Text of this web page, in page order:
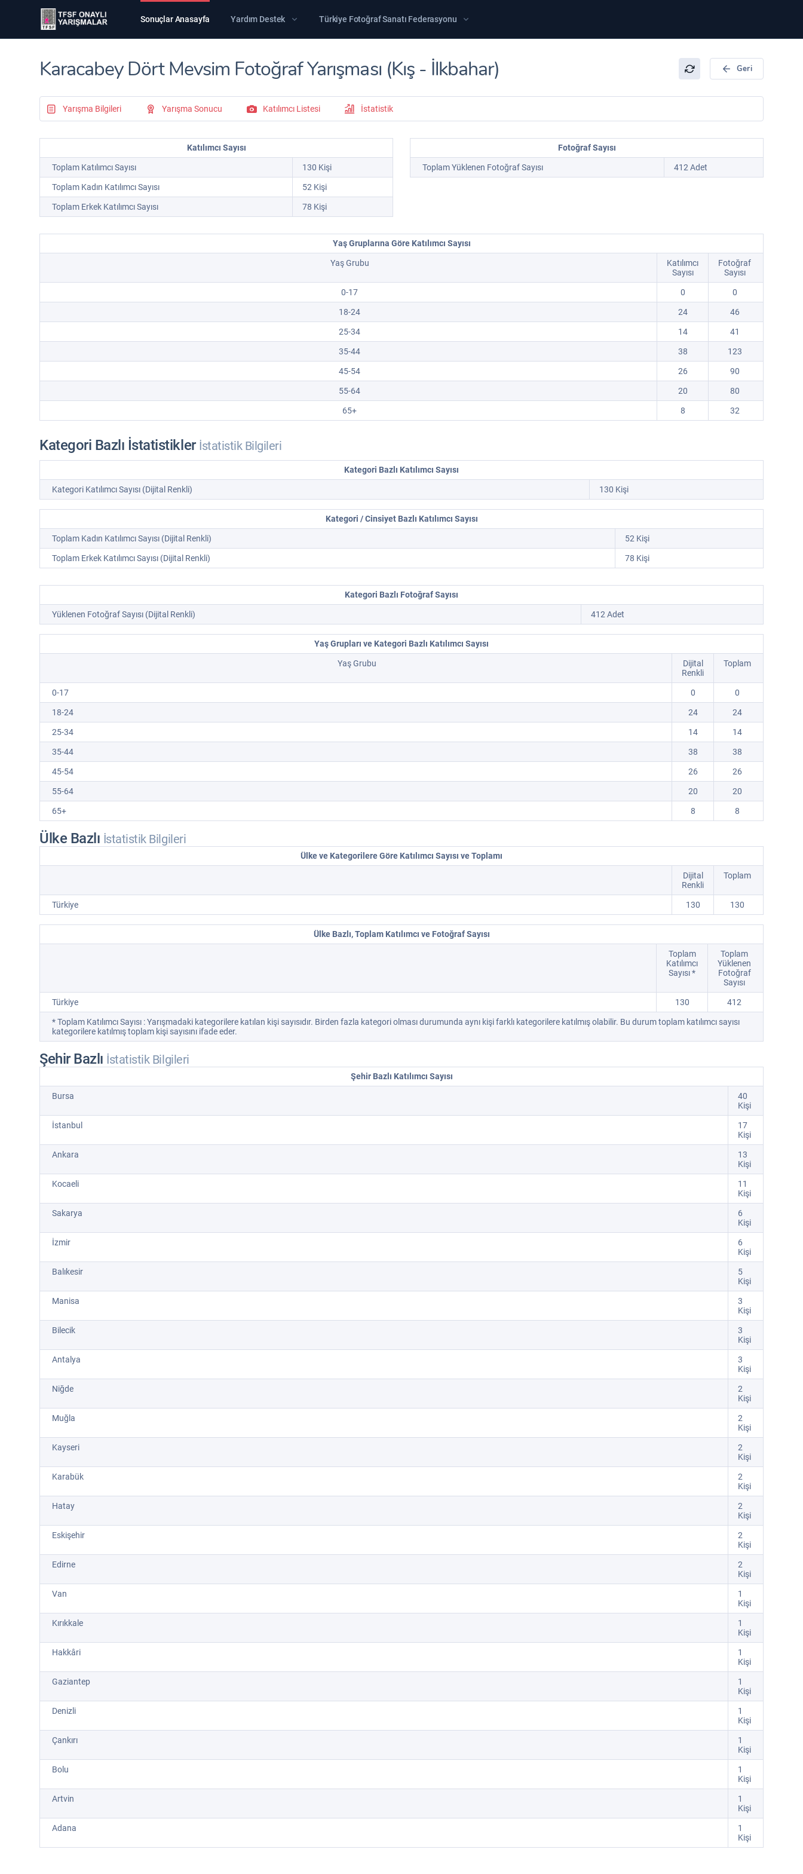
Sonuçlar Anasayfa Yardım Destek Türkiye Fotoğraf Sanatı Federasyonu
Karacabey Dört Mevsim Fotoğraf Yarışması (Kış - İlkbahar) Geri
Yarışma Bilgileri Yarışma Sonucu Katılımcı Listesi İstatistik
Katılımcı Sayısı
Toplam Katılımcı Sayısı 130 Kişi
Toplam Kadın Katılımcı Sayısı 52 Kişi
Toplam Erkek Katılımcı Sayısı 78 Kişi
Fotoğraf Sayısı
Toplam Yüklenen Fotoğraf Sayısı 412 Adet
Yaş Gruplarına Göre Katılımcı Sayısı
Yaş Grubu
Katılımcı
Sayısı
Fotoğraf
Sayısı
0-17 0 0
18-24 24 46
25-34 14 41
35-44 38 123
45-54 26 90
55-64 20 80
65+ 8 32
Kategori Bazlı İstatistikler İstatistik Bilgileri
Kategori Bazlı Katılımcı Sayısı
Kategori Katılımcı Sayısı (Dijital Renkli) 130 Kişi
Kategori / Cinsiyet Bazlı Katılımcı Sayısı
Toplam Kadın Katılımcı Sayısı (Dijital Renkli) 52 Kişi
Toplam Erkek Katılımcı Sayısı (Dijital Renkli) 78 Kişi
Kategori Bazlı Fotoğraf Sayısı
Yüklenen Fotoğraf Sayısı (Dijital Renkli) 412 Adet
Yaş Grupları ve Kategori Bazlı Katılımcı Sayısı
Yaş Grubu
Dijital
Renkli
Toplam
0-17 0 0
18-24 24 24
25-34 14 14
35-44 38 38
45-54 26 26
55-64 20 20
65+ 8 8
Ülke Bazlı İstatistik Bilgileri
Ülke ve Kategorilere Göre Katılımcı Sayısı ve Toplamı
Dijital
Renkli
Toplam
Türkiye 130 130
Ülke Bazlı, Toplam Katılımcı ve Fotoğraf Sayısı
Toplam
Katılımcı
Sayısı *
Toplam
Yüklenen
Fotoğraf
Sayısı
Türkiye 130 412
* Toplam Katılımcı Sayısı : Yarışmadaki kategorilere katılan kişi sayısıdır. Birden fazla kategori olması durumunda aynı kişi farklı kategorilere katılmış olabilir. Bu durum toplam katılımcı sayısı
kategorilere katılmış toplam kişi sayısını ifade eder.
Şehir Bazlı İstatistik Bilgileri
Şehir Bazlı Katılımcı Sayısı
Bursa
40
Kişi
İstanbul
17
Kişi
Ankara
13
Kişi
Kocaeli
11
Kişi
Sakarya
6
Kişi
İzmir
6
Kişi
Balıkesir
5
Kişi
Manisa
3
Kişi
Bilecik
3
Kişi
Antalya
3
Kişi
Niğde
2
Kişi
Muğla
2
Kişi
Kayseri
2
Kişi
Karabük
2
Kişi
Hatay
2
Kişi
Eskişehir
2
Kişi
Edirne
2
Kişi
Van
1
Kişi
Kırıkkale
1
Kişi
Hakkâri
1
Kişi
Gaziantep
1
Kişi
Denizli
1
Kişi
Çankırı
1
Kişi
Bolu
1
Kişi
Artvin
1
Kişi
Adana
1
Kişi